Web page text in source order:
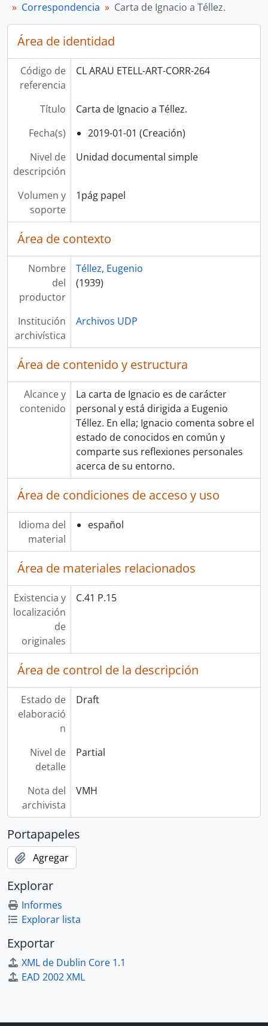
Correspondencia
Carta de Ignacio a Téllez.
Área de identidad
Código de
referencia
CL ARAU ETELL-ART-CORR-264
Título
Carta de Ignacio a Téllez.
Fecha(s)
2019-01-01 (Creación)
Nivel de
descripción
Unidad documental simple
Volumen y
soporte
1pág papel
Área de contexto
Nombre
del
productor
Téllez, Eugenio
(1939)
Institución
archivística
Archivos UDP
Área de contenido y estructura
Alcance y
contenido
La carta de Ignacio es de carácter
personal y está dirigida a Eugenio
Téllez. En ella; Ignacio comenta sobre el
estado de conocidos en común y
comparte sus reflexiones personales
acerca de su entorno.
Área de condiciones de acceso y uso
Idioma del
material
español
Área de materiales relacionados
Existencia y
localización
de
originales
C.41 P.15
Área de control de la descripción
Estado de
elaboració
n
Draft
Nivel de
detalle
Partial
Nota del
archivista
VMH
Portapapeles
Agregar
Explorar
Informes
Explorar lista
Exportar
XML de Dublin Core 1.1
EAD 2002 XML